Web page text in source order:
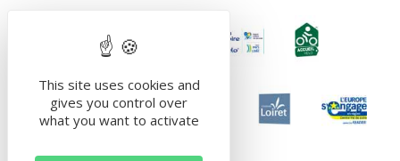
This site uses cookies and
gives you control over
what you want to activate